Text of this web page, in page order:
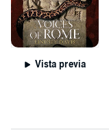
Vista previa